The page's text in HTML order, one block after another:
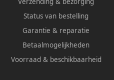
Status van bestelling
Garantie & reparatie
Betaalmogelijkheden
Voorraad & beschikbaarheid